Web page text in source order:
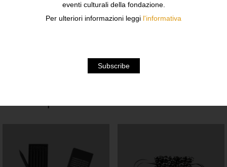
eventi culturali della fondazione.
Per ulteriori informazioni leggi l'informativa